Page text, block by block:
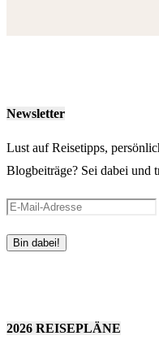
Newsletter
Lust auf Reisetipps,
Blogbeiträge? Sei dabei und
2026 REISEPLÄNE